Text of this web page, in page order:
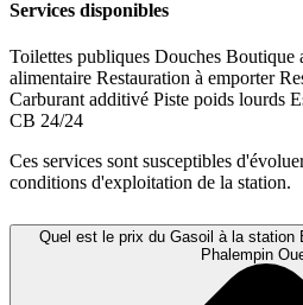
Services disponibles
Toilettes publiques Douches Boutique
alimentaire Restauration à emporter
Carburant additivé Piste poids lourds
CB 24/24
Ces services sont susceptibles
conditions d'exploitation de la station.
Quel est le prix du Gasoil à la
Phalempin